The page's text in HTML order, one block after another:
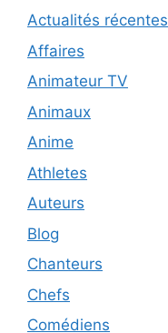
Actualités récentes
Affaires
Animateur TV
Animaux
Anime
Athletes
Auteurs
Blog
Chanteurs
Chefs
Comédiens